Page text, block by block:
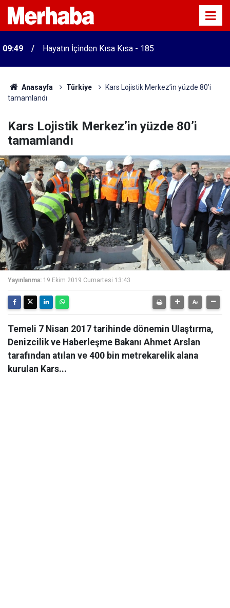
09:49 Hayatın İçinden Kısa Kısa - 185
Anasayfa Türkiye
Kars Lojistik Merkez’in yüzde 80’i
tamamlandı
Kars Lojistik Merkez’in yüzde 80’i
tamamlandı
Yayınlanma: 19 Ekim 2019 Cumartesi 13:43
Temeli 7 Nisan 2017 tarihinde dönemin Ulaştırma,
Denizcilik ve Haberleşme Bakanı Ahmet Arslan
tarafından atılan ve 400 bin metrekarelik alana
kurulan Kars...